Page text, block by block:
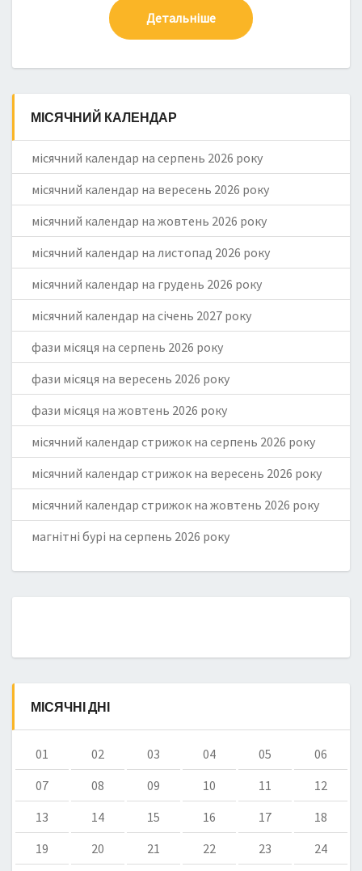
Детальніше
МІСЯЧНИЙ КАЛЕНДАР
місячний календар на серпень 2026 року
місячний календар на вересень 2026 року
місячний календар на жовтень 2026 року
місячний календар на листопад 2026 року
місячний календар на грудень 2026 року
місячний календар на січень 2027 року
фази місяця на серпень 2026 року
фази місяця на вересень 2026 року
фази місяця на жовтень 2026 року
місячний календар стрижок на серпень 2026 року
місячний календар стрижок на вересень 2026 року
місячний календар стрижок на жовтень 2026 року
магнітні бурі на серпень 2026 року
МІСЯЧНІ ДНІ
01 02 03 04 05
06
07
08 09 10 11
12
13
14 15 16 17
18
19
20 21 22 23
24